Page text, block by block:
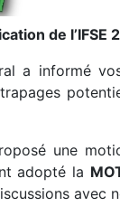
de l’IFSE
a informé
une
adopté la
avec